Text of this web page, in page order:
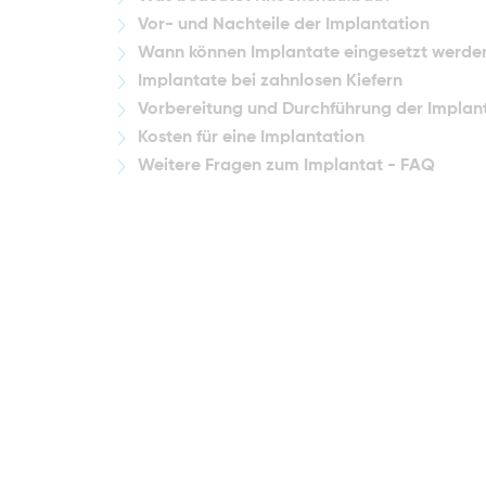
Vor- und Nachteile der Implantation
Wann können Implantate eingesetzt
Implantate bei zahnlosen Kiefern
Vorbereitung und Durchführung der
Kosten für eine Implantation
Weitere Fragen zum Implantat - FAQ